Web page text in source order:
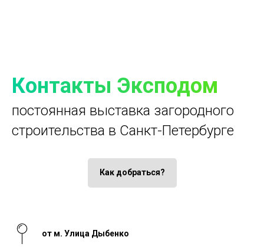
Контакты Эксподом
постоянная выставка загородного
строительства в Санкт-Петербурге
Как добраться?
от м. Улица Дыбенко